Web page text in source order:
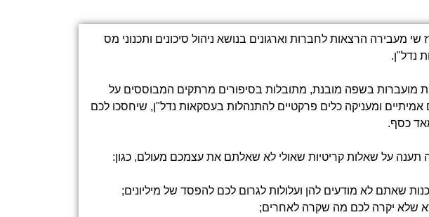
שי מעבירה הרצאות לחברות וארגונים בנושא ניהול סיכונים ותכנוני מס
נדל"ן.
מועברות בשפה מובנת, מתובלות בסיפורים מרתקים המבוססים על
ומעניקה כלים פרקטיים להתנהלות בעסקאות נדל"ן, שיחסכו לכם
כסף.
תענה על שאלות קריטיות שאולי לא שאלתם את עצמכם מעולם, כגון:
שאתם לא מודעים להן ועלולות לגרום לכם להפסד של מיליונים;
שלא יקרה לכם מה שקרה לאחרים;